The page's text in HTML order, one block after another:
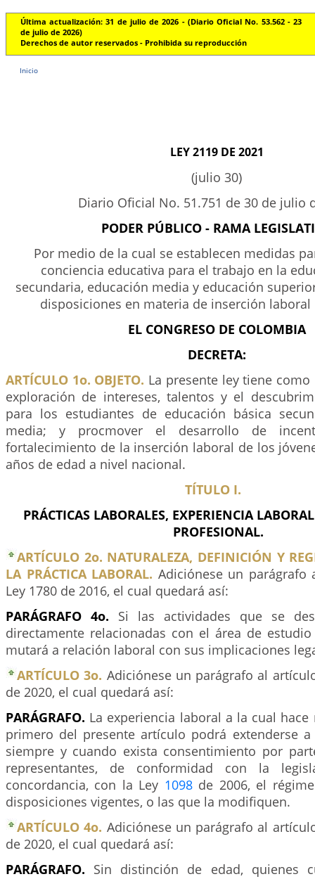
Última actualización: 31 de julio de 2026 - (Diario Oficial No. 53.562 - 23
de julio de 2026)
Derechos de autor reservados - Prohibida su reproducción
Inicio
LEY 2119 DE 2021
(julio 30)
Diario Oficial No. 51.751 de 30 de julio
PODER PÚBLICO - RAMA
Por medio de la cual se establecen medidas
conciencia educativa para el trabajo en la
secundaria, educación media y educación
disposiciones en materia de inserción laboral
EL CONGRESO DE COLOMBIA
DECRETA:
ARTÍCULO 1o. OBJETO. La presente ley tiene
exploración de intereses, talentos y el
para los estudiantes de educación básica
media; y procmover el desarrollo de
fortalecimiento de la inserción laboral de los
años de edad a nivel nacional.
TÍTULO I.
PRÁCTICAS LABORALES, EXPERIENCIA
PROFESIONAL.
ARTÍCULO 2o. NATURALEZA, DEFINICIÓN Y
LA PRÁCTICA LABORAL. Adiciónese un
Ley 1780 de 2016, el cual quedará así:
PARÁGRAFO 4o. Si las actividades que se
directamente relacionadas con el área de
mutará a relación laboral con sus implicaciones
ARTÍCULO 3o. Adiciónese un parágrafo al
de 2020, el cual quedará así:
PARÁGRAFO. La experiencia laboral a la cual
primero del presente artículo podrá extenderse
siempre y cuando exista consentimiento por
representantes, de conformidad con la
concordancia, con la Ley 1098de 2006, el
disposiciones vigentes, o las que la modifiquen.
ARTÍCULO 4o. Adiciónese un parágrafo al
de 2020, el cual quedará así:
PARÁGRAFO. Sin distinción de edad, quienes